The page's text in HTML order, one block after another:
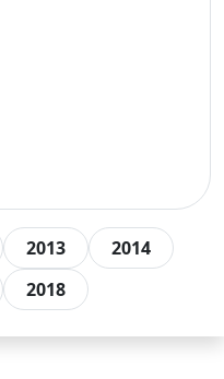
2013
2014
2018